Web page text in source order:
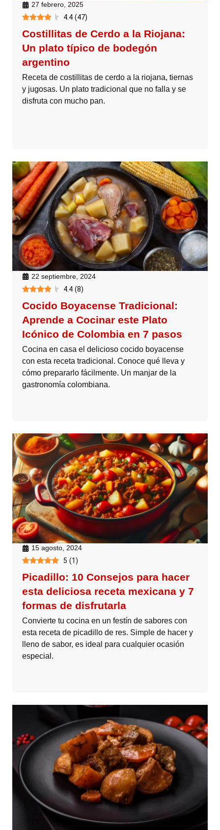
27 febrero, 2025
4.4 (47)
Costillitas de Cerdo a la Riojana:
Un plato típico de bodegón
argentino
Receta de costillitas de cerdo a la riojana, tiernas
y jugosas. Un plato tradicional que no falla y se
disfruta con mucho pan.
22 septiembre, 2024
4.4 (8)
Cocido Boyacense Tradicional:
Aprende a Cocinar este Plato
Icónico de Colombia en 7 pasos
Cocina en casa el delicioso cocido boyacense
con esta receta tradicional. Conoce qué lleva y
cómo prepararlo fácilmente. Un manjar de la
gastronomía colombiana.
15 agosto, 2024
5 (1)
Picadillo: 10 Consejos para hacer
esta deliciosa receta mexicana y 7
formas de disfrutarla
Convierte tu cocina en un festín de sabores con
esta receta de picadillo de res. Simple de hacer y
lleno de sabor, es ideal para cualquier ocasión
especial.